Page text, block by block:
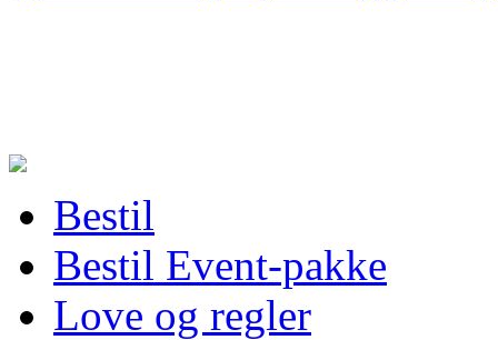
Bestil
Bestil Event-pakke
Love og regler